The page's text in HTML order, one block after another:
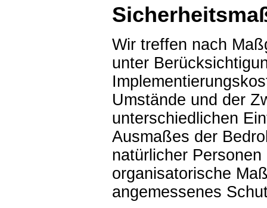
Wir treffen nach
unter
Umstände und der
unterschiedlichen
Ausmaßes der
natürlicher
organisatorische
angemessenes